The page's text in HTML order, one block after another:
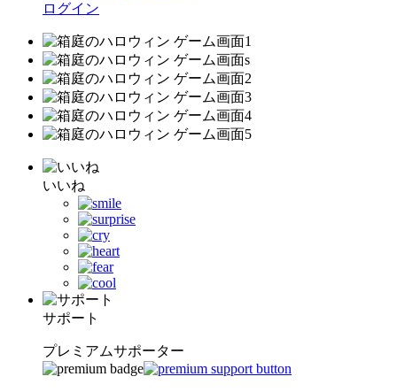
ログイン
いいね
サポート
プレミアムサポーター